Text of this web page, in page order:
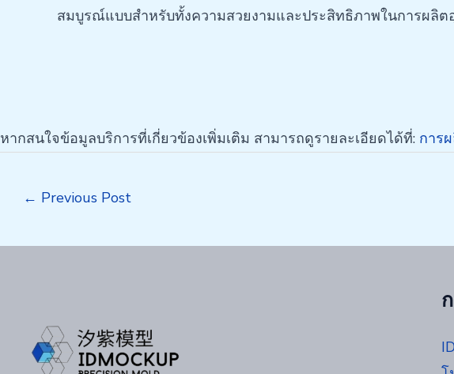
สมบูรณ์แบบสำหรับทั้งความสวยงามและประสิทธิภาพในการผลิต
หากสนใจข้อมูลบริการที่เกี่ยวข้องเพิ่มเติม สามารถดูรายละเอียดได้ที่: การ
← Previous Post